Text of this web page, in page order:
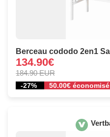
Berceau cododo 2en1
134.90€
184.90 EUR
-27% 50.00€ économisé